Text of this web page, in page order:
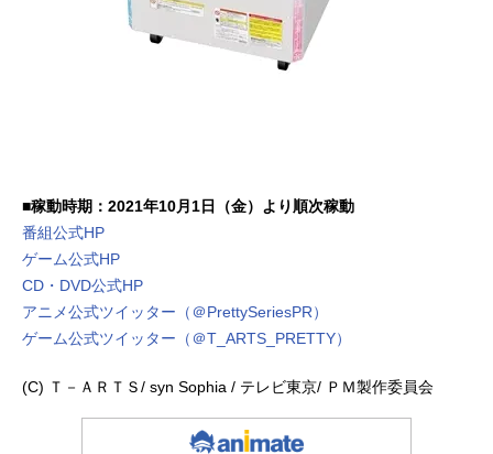
■稼動時期：2021年10月1日（金）より順次稼動
番組公式HP
ゲーム公式HP
CD・DVD公式HP
アニメ公式ツイッター（＠PrettySeriesPR）
ゲーム公式ツイッター（＠T_ARTS_PRETTY）
(C) Ｔ－ＡＲＴＳ/ syn Sophia / テレビ東京/ ＰＭ製作委員会